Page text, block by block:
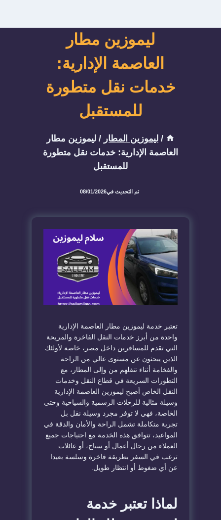
ليموزين مطار
العاصمة الإدارية:
خدمات نقل متطورة
للمستقبل
/ ليموزين المطار / ليموزين مطار
العاصمة الإدارية: خدمات نقل متطورة
للمستقبل
تم التحديث في08/01/2026
تعتبر خدمة ليموزين مطار العاصمة الإدارية
واحدة من أبرز خدمات النقل الفاخرة والمريحة
التي تقدم للمسافرين داخل مصر، خاصة لأولئك
الذين يبحثون عن مستوى عالي من الراحة
والفخامة أثناء تنقلهم من وإلى المطار، مع
التطورات السريعة في قطاع النقل وخدمات
النقل الخاص أصبح ليموزين العاصمة الإدارية
وسيلة مثالية للرحلات الرسمية والسياحية وحتى
الخاصة، فهي لا توفر مجرد وسيلة نقل بل
تجربة متكاملة تشمل الراحة والأمان والدقة في
المواعيد، تتوافق هذه الخدمة مع احتياجات جميع
العملاء من رجال أعمال أو سياح، أو عائلات
ترغب في السفر بطريقة فاخرة وسلسة بعيدا
عن أي ضغوط أو انتظار طويل.
لماذا تعتبر خدمة